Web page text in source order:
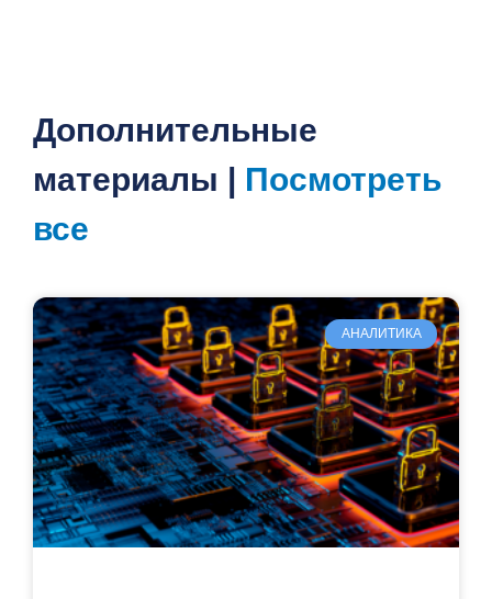
Дополнительные
материалы | Посмотреть
все
АНАЛИТИКА